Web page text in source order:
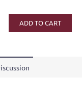
ADD TO CART